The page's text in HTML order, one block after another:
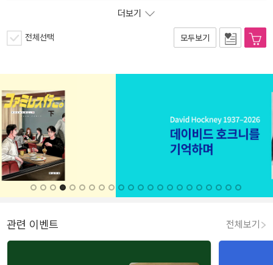
더보기
전체선택 모두보기
관련 이벤트 전체보기